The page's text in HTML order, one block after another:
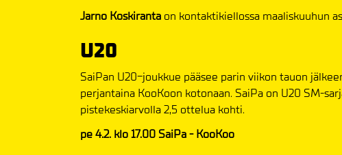
Jarno Koskiranta on kontaktikiellossa maaliskuuhun
U20
SaiPan U20-joukkue pääsee parin viikon tauon
perjantaina KooKoon kotonaan. SaiPa on U20 SM-
pistekeskiarvolla 2,5 ottelua kohti.
pe 4.2. klo 17.00 SaiPa - KooKoo